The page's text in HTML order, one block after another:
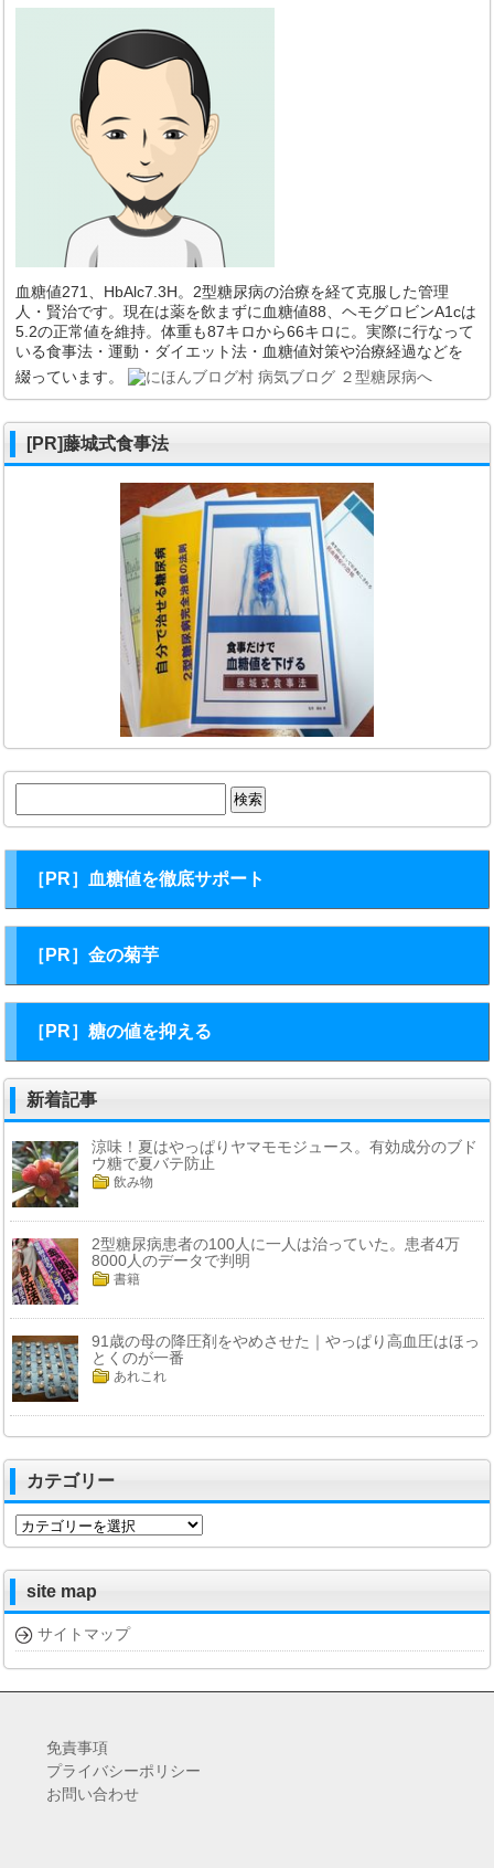
血糖値271、HbAlc7.3H。2型糖尿病の治療を経て克服した管理
人・賢治です。現在は薬を飲まずに血糖値88、ヘモグロビンA1cは
5.2の正常値を維持。体重も87キロから66キロに。実際に行なって
いる食事法・運動・ダイエット法・血糖値対策や治療経過などを
綴っています。
[PR]藤城式食事法
索:
［PR］血糖値を徹底サポート
［PR］金の菊芋
［PR］糖の値を抑える
新着記事
涼味！夏はやっぱりヤマモモジュース。有効成分のブド
ウ糖で夏バテ防止
飲み物
2型糖尿病患者の100人に一人は治っていた。患者4万
8000人のデータで判明
書籍
91歳の母の降圧剤をやめさせた｜やっぱり高血圧はほっ
とくのが一番
あれこれ
カテゴリー
カ
テ
リ
ー
site map
サイトマップ
免責事項
プライバシーポリシー
お問い合わせ